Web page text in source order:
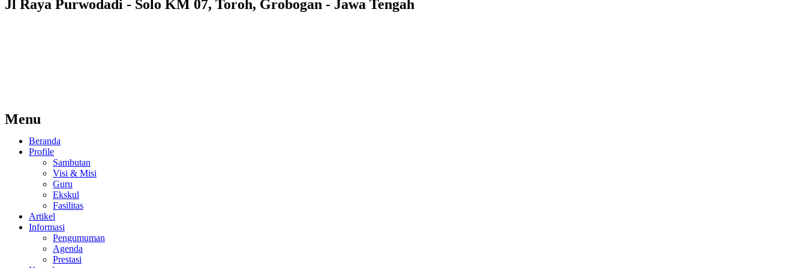
Jl Raya Purwodadi - Solo KM 07, Toroh, Grobogan - Jawa Tengah
Menu
Beranda
Profile
Sambutan
Visi & Misi
Guru
Ekskul
Fasilitas
Artikel
Informasi
Pengumuman
Agenda
Prestasi